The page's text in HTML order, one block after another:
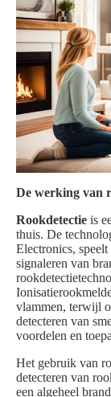
De werking van
Rookdetectie is
thuis. De
Electronics,
signaleren van
vlammen, terwijl
detecteren van
voordelen en
Het gebruik van
detecteren van
een algeheel